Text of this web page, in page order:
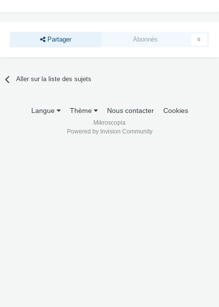
Partager Abonnés 0
Aller sur la liste des sujets
Langue Thème Nous contacter Cookies
Mikroscopia
Powered by Invision Community